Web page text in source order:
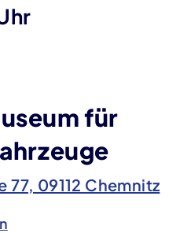
für
77, 09112 Chemnitz